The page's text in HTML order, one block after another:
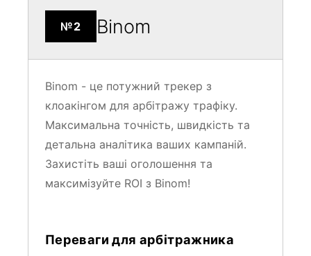
№2 Binom
Binom - це потужний трекер з
клоакінгом для арбітражу трафіку.
Максимальна точність, швидкість та
детальна аналітика ваших кампаній.
Захистіть ваші оголошення та
максимізуйте ROI з Binom!
Переваги для арбітражника